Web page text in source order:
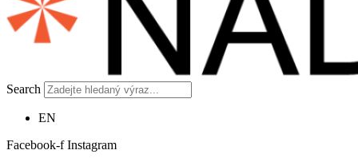
Search
EN
Facebook-f Instagram